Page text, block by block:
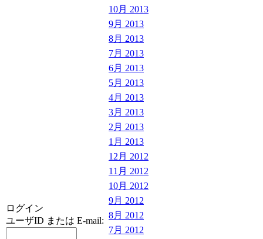
ログイン
ユーザID または E-mail:
10月 2013
9月 2013
8月 2013
7月 2013
6月 2013
5月 2013
4月 2013
3月 2013
2月 2013
1月 2013
12月 2012
11月 2012
10月 2012
9月 2012
8月 2012
7月 2012